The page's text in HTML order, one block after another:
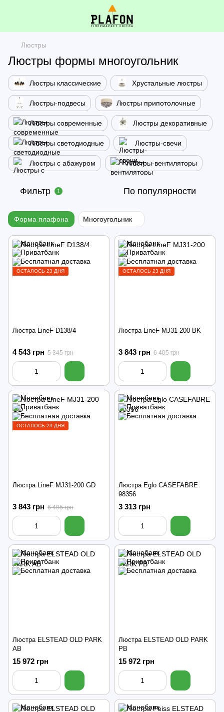
Люстры
Люстры формы многоугольник
Люстры классические Хрустальные люстры
Люстры-подвесы Люстры припотолочные
Люстры современные Люстры декоративные
Люстры светодиодные Люстры-свечи
Люстры с абажуром Люстры-вентиляторы
Фильтр 1 По популярности
Форма плафона Многоугольник
ОСТАЛОСЬ 23 ДНЯ
Люстра LineF D138/4
4 543 грн 5 345 грн
ОСТАЛОСЬ 23 ДНЯ
Люстра LineF MJ31-200 BK
3 843 грн 6 405 грн
ОСТАЛОСЬ 23 ДНЯ
Люстра LineF MJ31-200 GD
3 843 грн 6 405 грн
Люстра Eglo CASEFABRE
98356
3 313 грн
Люстра ELSTEAD OLD PARK
AB
15 972 грн
Люстра ELSTEAD OLD PARK
PB
15 972 грн